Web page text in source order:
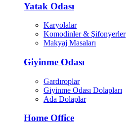
Yatak Odası
Karyolalar
Komodinler & Şifonyerler
Makyaj Masaları
Giyinme Odası
Gardıroplar
Giyinme Odası Dolapları
Ada Dolaplar
Home Office